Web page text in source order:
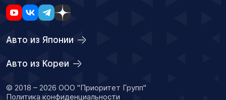
Авто из Японии
Авто из Кореи
© 2018 – 2026 ООО "Приоритет Групп"
Политика конфиденциальности